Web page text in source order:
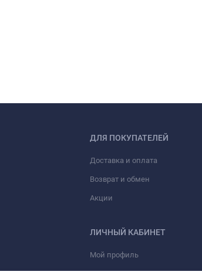
ДЛЯ ПОКУПАТЕЛЕЙ
Доставка и оплата
Возврат и обмен
Акции
ЛИЧНЫЙ КАБИНЕТ
Мой профиль